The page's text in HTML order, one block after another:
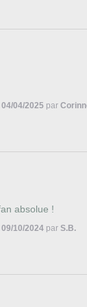
04/04/2025 par
absolue !
09/10/2024 par S.B.